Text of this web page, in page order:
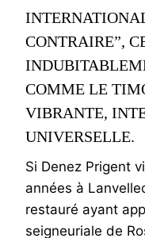
CONTRAIRE”,
COMME LE
VIBRANTE,
UNIVERSELLE.
Si Denez Prigent
années à
restauré ayant
seigneuriale de